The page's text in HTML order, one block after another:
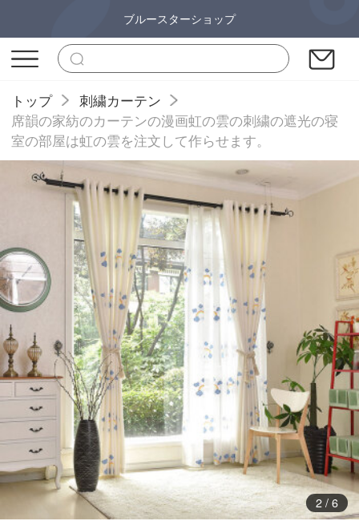
ブルースターショップ
トップ
刺繍カーテン
席韻の家紡のカーテンの漫画虹の雲の刺繍の遮光の寝
室の部屋は虹の雲を注文して作らせます。
3/ 6